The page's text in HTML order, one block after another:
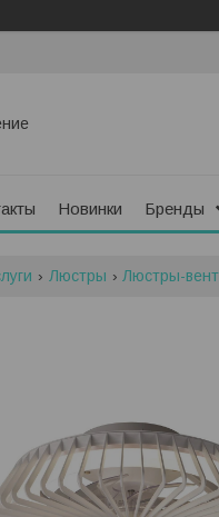
Новинки Бренды
Люстры Люстры-